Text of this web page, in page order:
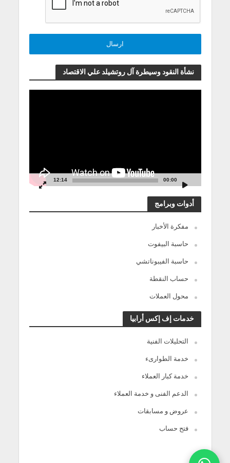
نشأة النقود وسيطرة آل روتشيلد علي الاقتصاد
00:00
12:14
أدوات وبرامج
مفكرة الأخبار
حاسبة البيفوت
حاسبة الفيبوناتشي
حساب النقطة
محول العملات
خدمات إف إكس أرابيا
التحليلات الفنية
خدمة الطوارىء
خدمة كبار العملاء
الدعم الفنى و خدمة العملاء
عروض و مسابقات
فتح حساب